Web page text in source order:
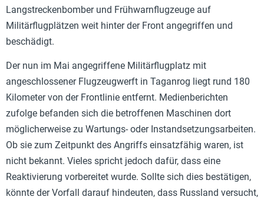
Langstreckenbomber und Frühwarnflugzeuge auf
Militärflugplätzen weit hinter der Front angegriffen und
beschädigt.
Der nun im Mai angegriffene Militärflugplatz mit
angeschlossener Flugzeugwerft in Taganrog liegt rund 180
Kilometer von der Frontlinie entfernt. Medienberichten
zufolge befanden sich die betroffenen Maschinen dort
möglicherweise zu Wartungs- oder Instandsetzungsarbeiten.
Ob sie zum Zeitpunkt des Angriffs einsatzfähig waren, ist
nicht bekannt. Vieles spricht jedoch dafür, dass eine
Reaktivierung vorbereitet wurde. Sollte sich dies bestätigen,
könnte der Vorfall darauf hindeuten, dass Russland versucht,